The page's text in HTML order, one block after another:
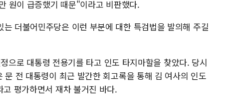
원이 급증했기 때문"이라고 비판했다.
더불어민주당은 이런 부분에 대한 특검법을 발의해 주길
으로 대통령 전용기를 타고 인도 타지마할을 찾았다. 당시
전 대통령이 최근 발간한 회고록을 통해 김 여사의 인도
평가하면서 재차 불거진 바다.